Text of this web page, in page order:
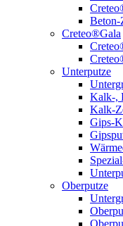
Beton-
Creteo®Gala
Unterputze
Kalk-,
Kalk-
Gips-
Oberputze